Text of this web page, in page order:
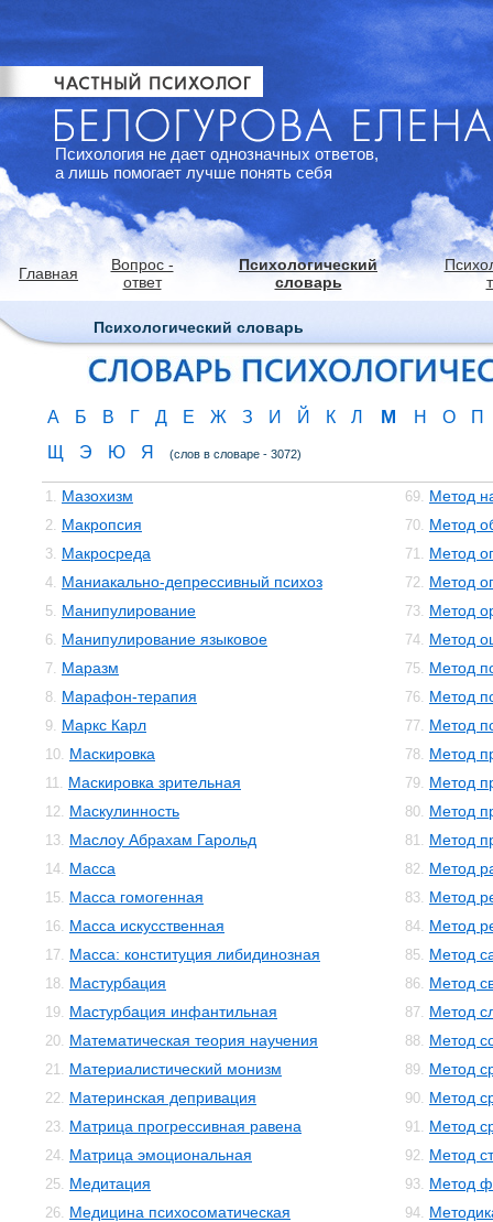
Психология не дает однозначных ответов,
а лишь помогает лучше понять себя
Главная
Вопрос -
ответ
Психологический
словарь
Психологический словарь
А Б В Г Д Е Ж З И Й К Л М Н О
П
Щ
Э Ю Я (слов в словаре - 3072)
1. Мазохизм
2. Макропсия
3. Макросреда
4. Маниакально-депрессивный психоз
5. Манипулирование
6. Манипулирование языковое
7. Маразм
8. Марафон-терапия
9. Маркс Карл
10. Маскировка
11. Маскировка зрительная
12. Маскулинность
13. Маслоу Абрахам Гарольд
14. Масса
15. Масса гомогенная
16. Масса искусственная
17. Масса: конституция либидинозная
18. Мастурбация
19. Мастурбация инфантильная
20. Математическая теория научения
21. Материалистический монизм
22. Материнская депривация
23. Матрица прогрессивная равена
24. Матрица эмоциональная
25. Медитация
26. Медицина психосоматическая
69. Метод
70. Метод
71. Метод
72. Метод
73. Метод
74. Метод
75. Метод
76. Метод
77. Метод
78. Метод
79. Метод
80. Метод
81. Метод
82. Метод
83. Метод
84. Метод
85. Метод
86. Метод
87. Метод
88. Метод
89. Метод
90. Метод
91. Метод
92. Метод
93. Метод
94.